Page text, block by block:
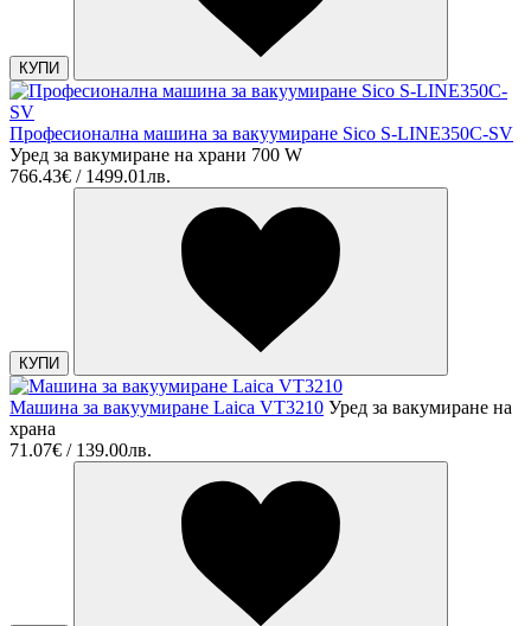
КУПИ
Професионална машина за вакуумиране Sico S-LINE350C-SV
Уред за вакумиране на храни 700 W
766.43€ / 1499.01лв.
КУПИ
Машина за вакуумиране Laica VT3210 Уред за вакумиране на
храна
71.07€ / 139.00лв.